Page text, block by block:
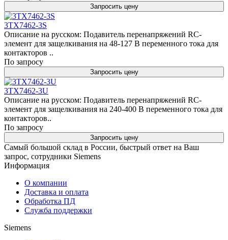
Запросить цену
3TX7462-3S
Описание на русском: Подавитель перенапряжений RC-
элемент для защелкивания на 48-127 В переменного тока для
контакторов ..
По запросу
Запросить цену
3TX7462-3U
Описание на русском: Подавитель перенапряжений RC-
элемент для защелкивания на 240-400 В переменного тока для
контакторов..
По запросу
Запросить цену
Самый большой склад в России, быстрый ответ на Ваш
запрос, сотрудники Siemens
Информация
О компании
Доставка и оплата
Обработка ПД
Служба поддержки
Siemens